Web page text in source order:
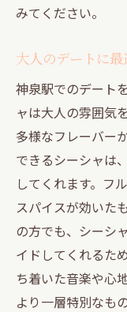
みてください。
大人のデートに
神泉駅でのデート
ャは大人の雰囲気
多様なフレーバー
できるシーシャは
してくれます。フ
スパイスが効いた
の方でも、シーシ
イドしてくれるた
ち着いた音楽や心
より一層特別なも